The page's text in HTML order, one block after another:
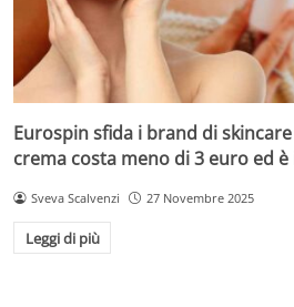
Eurospin sfida i brand di
crema costa meno di 3 euro ed
Sveva Scalvenzi 27 Novembre 2025
Leggi di più